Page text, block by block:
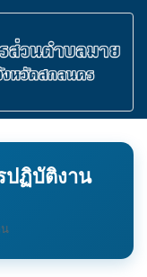
ปฏิบัติงาน
น